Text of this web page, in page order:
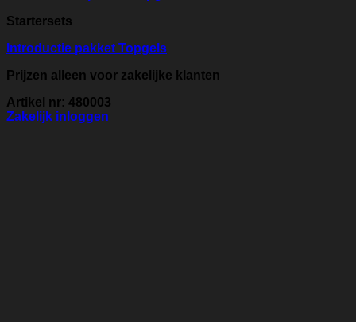
Startersets
Introductie pakket Topgels
Prijzen alleen voor zakelijke klanten
Artikel nr: 480003
Zakelijk inloggen